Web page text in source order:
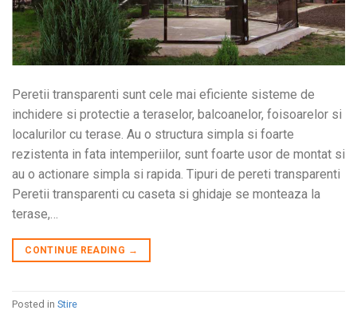
Peretii transparenti sunt cele mai eficiente sisteme de
inchidere si protectie a teraselor, balcoanelor, foisoarelor si
localurilor cu terase. Au o structura simpla si foarte
rezistenta in fata intemperiilor, sunt foarte usor de montat si
au o actionare simpla si rapida. Tipuri de pereti transparenti
Peretii transparenti cu caseta si ghidaje se monteaza la
terase,…
CONTINUE READING →
Posted in Stire